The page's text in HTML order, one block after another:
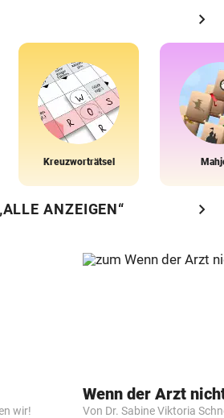
chevron_right
Kreuzworträtsel
ANZEIGEN“ chevron_right
wir! Von Dr. Sabine Viktoria